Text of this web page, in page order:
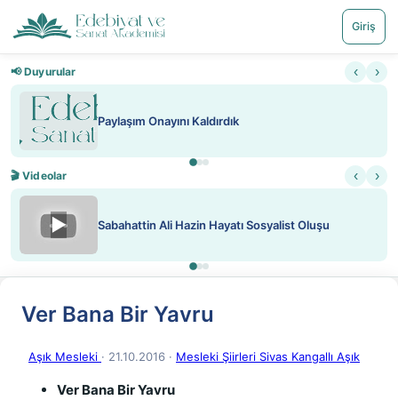
Giriş
📢 Duyurular ‹ ›
Paylaşım Onayını Kaldırdık
🎬 Videolar ‹ ›
▶ Sabahattin Ali Hazin Hayatı Sosyalist Oluşu
Ver Bana Bir Yavru
Aşık Mesleki · 21.10.2016 · Mesleki Şiirleri Sivas Kangallı Aşık
Ver Bana Bir Yavru